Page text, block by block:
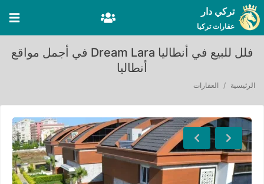
تركي دار
عقارات تركيا
فلل للبيع في أنطاليا Dream Lara في أجمل مواقع
أنطاليا
الرئيسية العقارات
Previous
Next